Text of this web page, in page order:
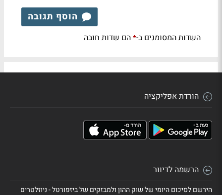
הוסף תגובה
השדות המסומנים ב-*הם שדות חובה
הורדת אפליקציה
הרשמה לדיוור
הירשם לסיכום היומי של שוק ההון ולמבזקים של ביזפורטל - ניוזלטרים